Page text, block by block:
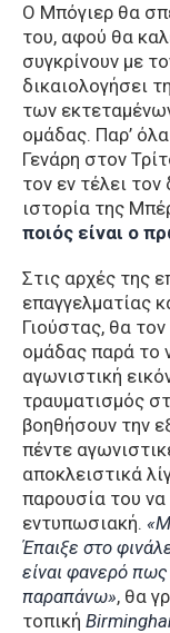
Ο Μπόγιερ θα
του, αφού θα
συγκρίνουν με
δικαιολογήσει
των
ομάδας. Παρ’
Γενάρη στον
τον εν τέλει
ιστορία της
ποιός είναι ο
Στις αρχές της
επαγγελματίας
Γιούστας, θα
ομάδας παρά το
αγωνιστική
τραυματισμός
βοηθήσουν την
πέντε
αποκλειστικά
παρουσία του
εντυπωσιακή.
Έπαιξε στο
είναι φανερό
παραπάνω», θα
τοπική